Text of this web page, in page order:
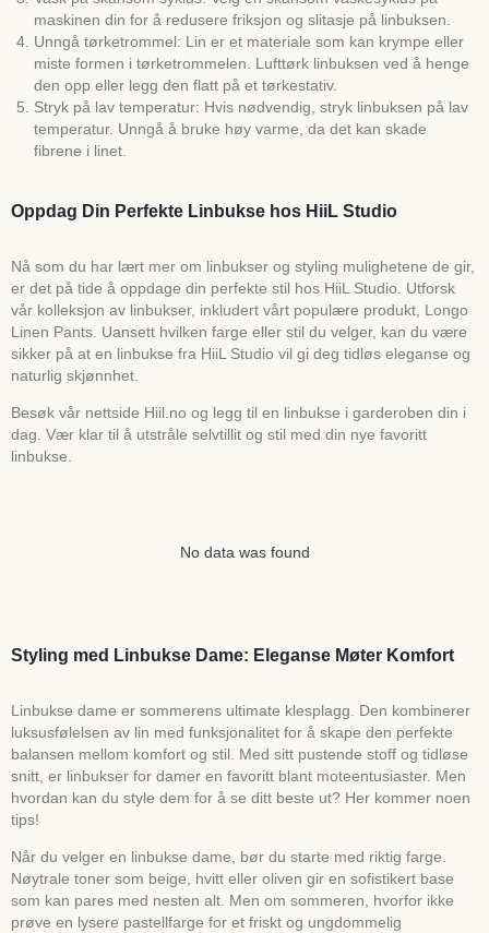
maskinen din for å redusere friksjon og slitasje på linbuksen.
Unngå tørketrommel: Lin er et materiale som kan krympe eller
miste formen i tørketrommelen. Lufttørk linbuksen ved å henge
den opp eller legg den flatt på et tørkestativ.
Stryk på lav temperatur: Hvis nødvendig, stryk linbuksen på lav
temperatur. Unngå å bruke høy varme, da det kan skade
fibrene i linet.
Oppdag Din Perfekte Linbukse hos HiiL Studio
Nå som du har lært mer om linbukser og styling mulighetene de gir,
er det på tide å oppdage din perfekte stil hos HiiL Studio. Utforsk
vår kolleksjon av linbukser, inkludert vårt populære produkt, Longo
Linen Pants. Uansett hvilken farge eller stil du velger, kan du være
sikker på at en linbukse fra HiiL Studio vil gi deg tidløs eleganse og
naturlig skjønnhet.
Besøk vår nettside Hiil.no og legg til en linbukse i garderoben din i
dag. Vær klar til å utstråle selvtillit og stil med din nye favoritt
linbukse.
No data was found
Styling med Linbukse Dame: Eleganse Møter Komfort
Linbukse dame er sommerens ultimate klesplagg. Den kombinerer
luksusfølelsen av lin med funksjonalitet for å skape den perfekte
balansen mellom komfort og stil. Med sitt pustende stoff og tidløse
snitt, er linbukser for damer en favoritt blant moteentusiaster. Men
hvordan kan du style dem for å se ditt beste ut? Her kommer noen
tips!
Når du velger en linbukse dame, bør du starte med riktig farge.
Nøytrale toner som beige, hvitt eller oliven gir en sofistikert base
som kan pares med nesten alt. Men om sommeren, hvorfor ikke
prøve en lysere pastellfarge for et friskt og ungdommelig